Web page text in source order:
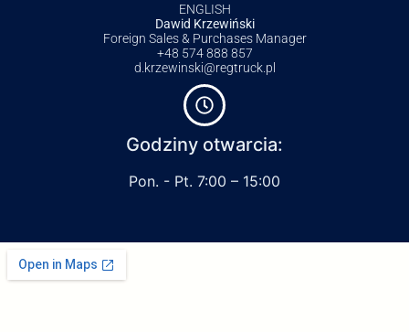
ENGLISH
Dawid Krzewiński
Foreign Sales & Purchases Manager
+48 574 888 857
d.krzewinski@regtruck.pl
Godziny otwarcia:
Pon. - Pt. 7:00 – 15:00